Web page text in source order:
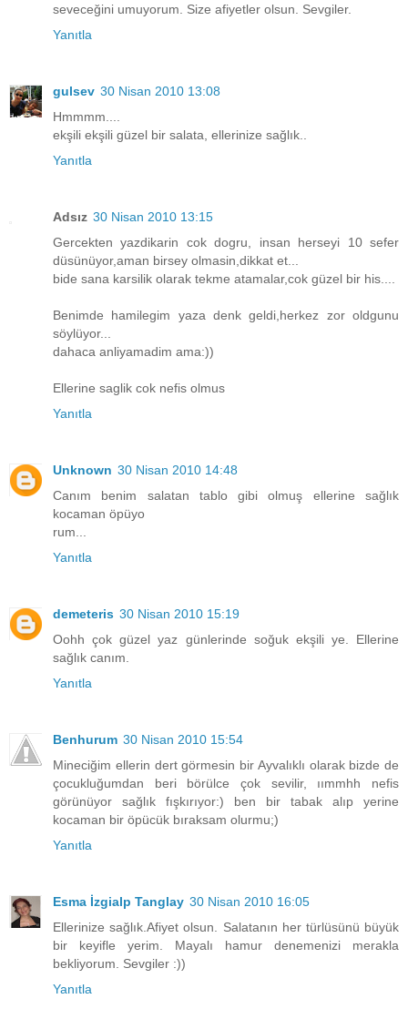
seveceğini umuyorum. Size afiyetler olsun. Sevgiler.
Yanıtla
gulsev 30 Nisan 2010 13:08
Hmmmm....
ekşili ekşili güzel bir salata, ellerinize sağlık..
Yanıtla
Adsız 30 Nisan 2010 13:15
Gercekten yazdikarin cok dogru, insan herseyi 10 sefer
düsünüyor,aman birsey olmasin,dikkat et...
bide sana karsilik olarak tekme atamalar,cok güzel bir his....
Benimde hamilegim yaza denk geldi,herkez zor oldgunu
söylüyor...
dahaca anliyamadim ama:))
Ellerine saglik cok nefis olmus
Yanıtla
Unknown 30 Nisan 2010 14:48
Canım benim salatan tablo gibi olmuş ellerine sağlık
kocaman öpüyo
rum...
Yanıtla
demeteris 30 Nisan 2010 15:19
Oohh çok güzel yaz günlerinde soğuk ekşili ye. Ellerine
sağlık canım.
Yanıtla
Benhurum 30 Nisan 2010 15:54
Mineciğim ellerin dert görmesin bir Ayvalıklı olarak bizde de
çocukluğumdan beri börülce çok sevilir, ıımmhh nefis
görünüyor sağlık fışkırıyor:) ben bir tabak alıp yerine
kocaman bir öpücük bıraksam olurmu;)
Yanıtla
Esma İzgialp Tanglay 30 Nisan 2010 16:05
Ellerinize sağlık.Afiyet olsun. Salatanın her türlüsünü büyük
bir keyifle yerim. Mayalı hamur denemenizi merakla
bekliyorum. Sevgiler :))
Yanıtla